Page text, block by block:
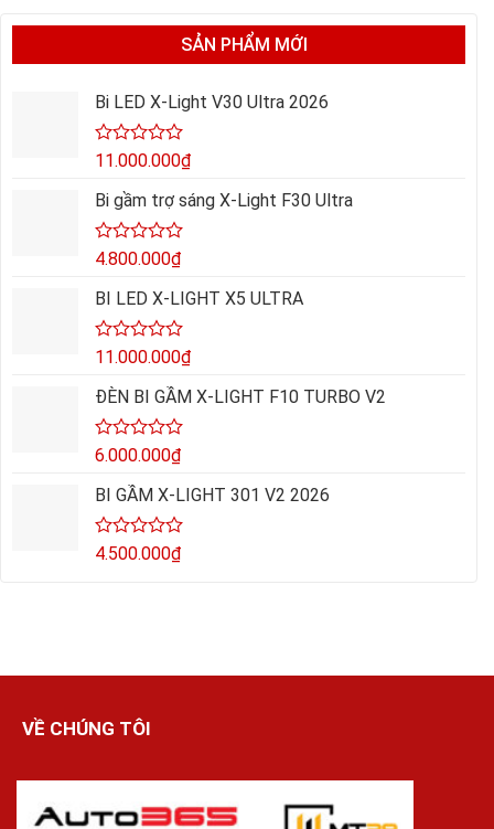
SẢN PHẨM MỚI
Bi LED X-Light V30 Ultra 2026
Được
hạng
0
5
11.000.000₫
Bi gầm trợ sáng X-Light F30 Ultra
Được
hạng
0
5
4.800.000₫
BI LED X-LIGHT X5 ULTRA
Được
hạng
0
5
11.000.000₫
ĐÈN BI GẦM X-LIGHT F10 TURBO V2
Được
hạng
0
5
6.000.000₫
BI GẦM X-LIGHT 301 V2 2026
Được
4.500.000₫
VỀ CHÚNG TÔI